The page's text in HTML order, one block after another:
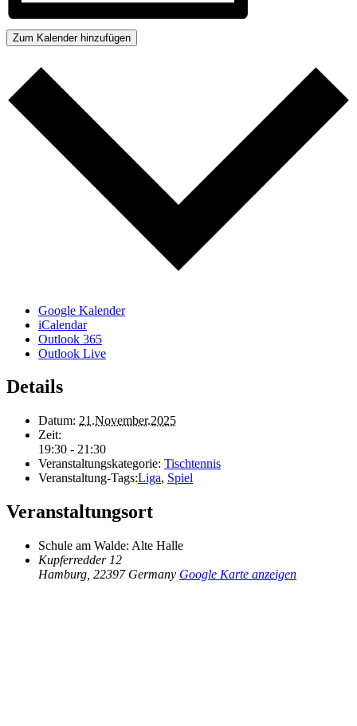
Zum Kalender hinzufügen
Google Kalender
iCalendar
Outlook 365
Outlook Live
Details
Datum: 21.November.2025
Zeit:
19:30 - 21:30
Veranstaltungskategorie: Tischtennis
Veranstaltung-Tags:Liga, Spiel
Veranstaltungsort
Schule am Walde: Alte Halle
Kupferredder 12
Hamburg 22397 Germany Google Karte anzeigen